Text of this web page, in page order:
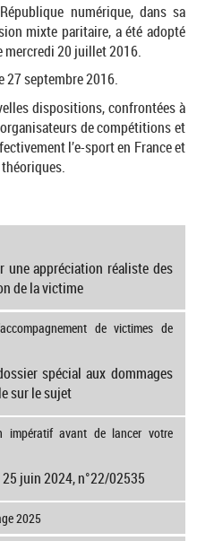
numérique, dans sa
mixte paritaire, a été adopté
mercredi 20 juillet 2016.
27 septembre 2016.
dispositions, confrontées à
de compétitions et
l’e-sport en France et
une appréciation réaliste des
de la victime
de victimes de
spécial aux dommages
sur le sujet
impératif avant de lancer votre
25 juin 2024, n°22/02535
2025